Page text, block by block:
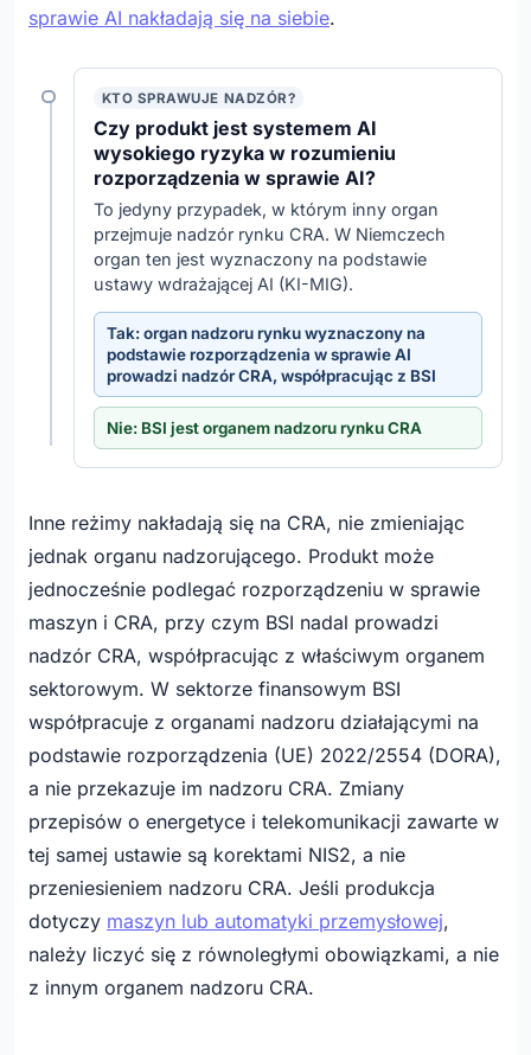
sprawie AI nakładają się na siebie.
KTO SPRAWUJE NADZÓR?
Czy produkt jest systemem AI
wysokiego ryzyka w rozumieniu
rozporządzenia w sprawie AI?
To jedyny przypadek, w którym inny organ
przejmuje nadzór rynku CRA. W Niemczech
organ ten jest wyznaczony na podstawie
ustawy wdrażającej AI (KI-MIG).
Tak: organ nadzoru rynku wyznaczony na
podstawie rozporządzenia w sprawie AI
prowadzi nadzór CRA, współpracując z BSI
Nie: BSI jest organem nadzoru rynku CRA
Inne reżimy nakładają się na CRA, nie zmieniając
jednak organu nadzorującego. Produkt może
jednocześnie podlegać rozporządzeniu w sprawie
maszyn i CRA, przy czym BSI nadal prowadzi
nadzór CRA, współpracując z właściwym organem
sektorowym. W sektorze finansowym BSI
współpracuje z organami nadzoru działającymi na
podstawie rozporządzenia (UE) 2022/2554 (DORA),
a nie przekazuje im nadzoru CRA. Zmiany
przepisów o energetyce i telekomunikacji zawarte w
tej samej ustawie są korektami NIS2, a nie
przeniesieniem nadzoru CRA. Jeśli produkcja
dotyczy maszyn lub automatyki przemysłowej,
należy liczyć się z równoległymi obowiązkami, a nie
z innym organem nadzoru CRA.